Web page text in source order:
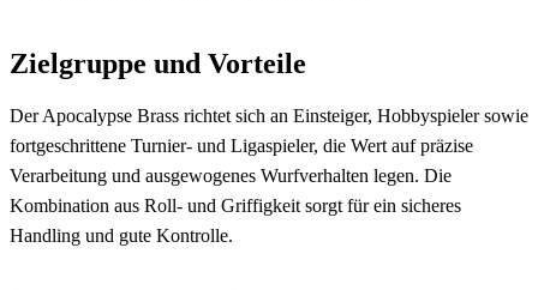
Zielgruppe und Vorteile
Der Apocalypse Brass richtet sich an Einsteiger, Hobbyspieler sowie
fortgeschrittene Turnier- und Ligaspieler, die Wert auf präzise
Verarbeitung und ausgewogenes Wurfverhalten legen. Die
Kombination aus Roll- und Griffigkeit sorgt für ein sicheres
Handling und gute Kontrolle.